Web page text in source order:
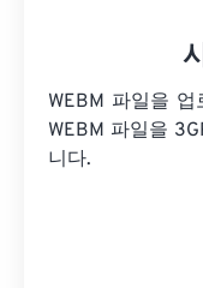
WEBM 파일을
WEBM 파일을
니다.